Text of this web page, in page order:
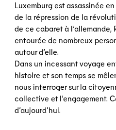
Luxemburg est assassinée en
de la répression de la
de ce cabaret à l’allemande,
entourée de nombreux
autour d’elle.
Dans un incessant voyage
histoire et son temps se
nous interroger sur la
collective et l’engagement.
d’aujourd’hui.